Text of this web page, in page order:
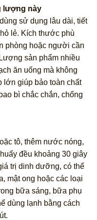
lượng này
sử dụng lâu dài, tiết
lẻ. Kích thước phù
phòng hoặc người cần
sản phẩm nhiều
ăn uống mà không
lớn giúp bảo toàn chất
bì chắc chắn, chống
tô, thêm nước nóng,
đều khoảng 30 giây
trị dinh dưỡng, có thể
mật ong hoặc các loại
bữa sáng, bữa phụ
dùng lạnh bằng cách